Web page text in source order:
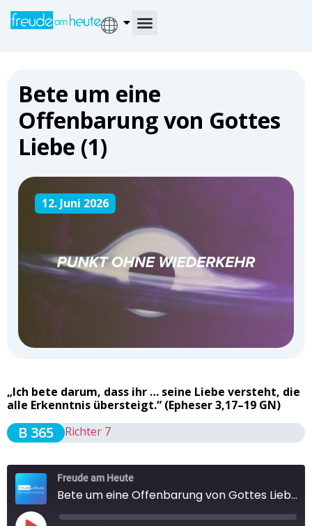
Bete um eine
Offenbarung von Gottes
Liebe (1)
12. Juni 2026
„Ich bete darum, dass ihr … seine Liebe versteht, die
alle Erkenntnis übersteigt.“ (Epheser 3,17–19 GN)
B 365 Richter 7
Freude am Heute
Bete um eine Offenbarung von Gottes Liebe (1)